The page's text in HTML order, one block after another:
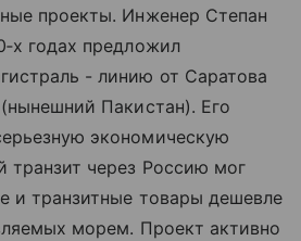
проекты. Инженер Степан
годах предложил
- линию от Саратова
Пакистан). Его
экономическую
транзит через Россию мог
и транзитные товары дешевле
морем. Проект активно